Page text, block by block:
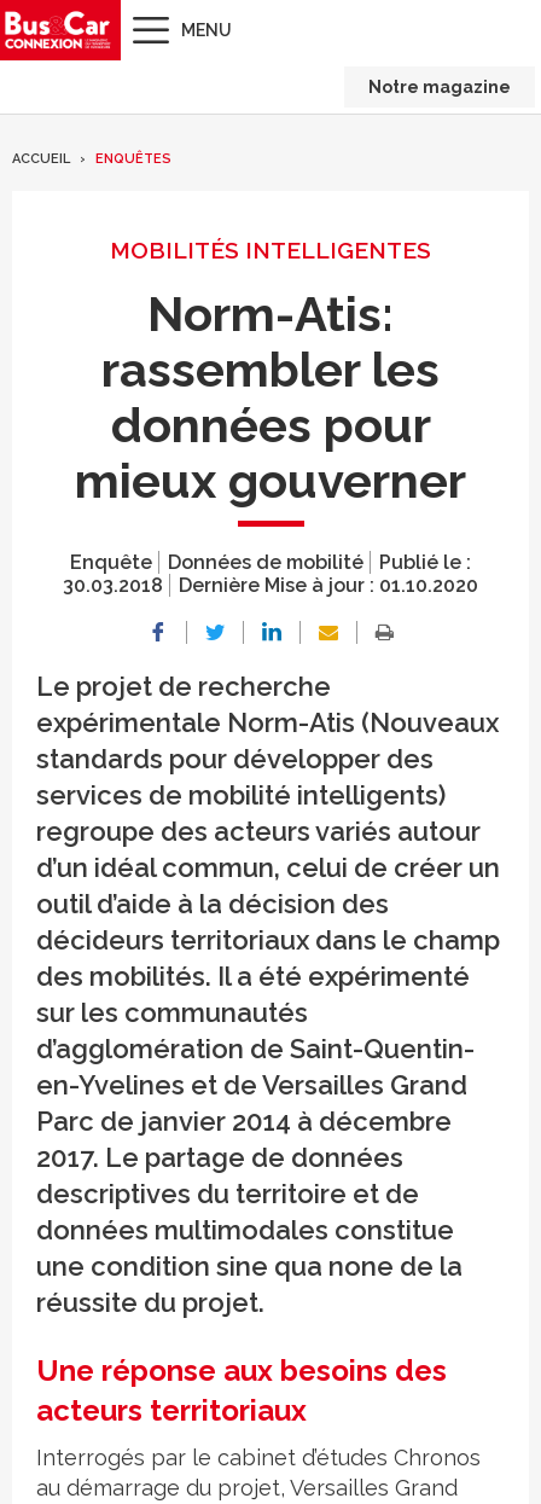
MENU
Notre magazine
ACCUEIL ENQUÊTES
MOBILITÉS INTELLIGENTES
Norm-Atis:
rassembler les
données pour
mieux gouverner
Enquête Données de mobilité
Publié le :
30.03.2018
Dernière Mise à jour : 01.10.2020
Le projet de recherche
expérimentale Norm-Atis (Nouveaux
standards pour développer des
services de mobilité intelligents)
regroupe des acteurs variés autour
d’un idéal commun, celui de créer un
outil d’aide à la décision des
décideurs territoriaux dans le champ
des mobilités. Il a été expérimenté
sur les communautés
d’agglomération de Saint-Quentin-
en-Yvelines et de Versailles Grand
Parc de janvier 2014 à décembre
2017. Le partage de données
descriptives du territoire et de
données multimodales constitue
une condition sine qua none de la
réussite du projet.
Une réponse aux besoins des
acteurs territoriaux
Interrogés par le cabinet d’études Chronos
au démarrage du projet, Versailles Grand